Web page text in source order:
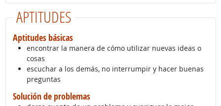
APTITUDES
Aptitudes básicas
encontrar la manera de cómo utilizar nuevas ideas o
cosas
escuchar a los demás, no interrumpir y hacer buenas
preguntas
Solución de problemas